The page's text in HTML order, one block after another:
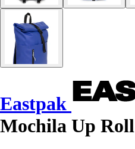
Eastpak
Mochila Up Roll